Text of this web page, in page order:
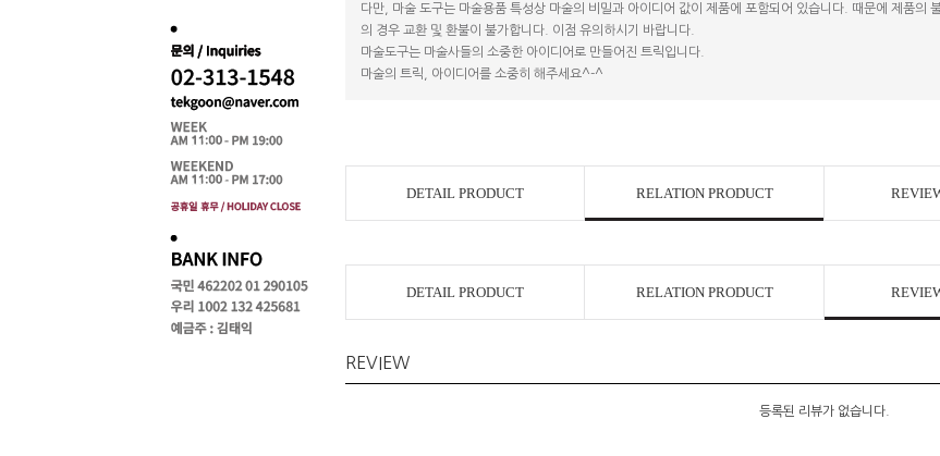
다만, 마술 도구는 마술용품 특성상 마술의 비밀과 아이디어 값이 제품에 포함되어 있습니다. 때문에 제품의
의 경우 교환 및 환불이 불가합니다. 이점 유의하시기 바랍니다.
마술도구는 마술사들의 소중한 아이디어로 만들어진 트릭입니다.
마술의 트릭, 아이디어를 소중히 해주세요^-^
DETAIL PRODUCT RELATION PRODUCT
DETAIL PRODUCT RELATION PRODUCT
REVIEW
등록된 리뷰가 없습니다.